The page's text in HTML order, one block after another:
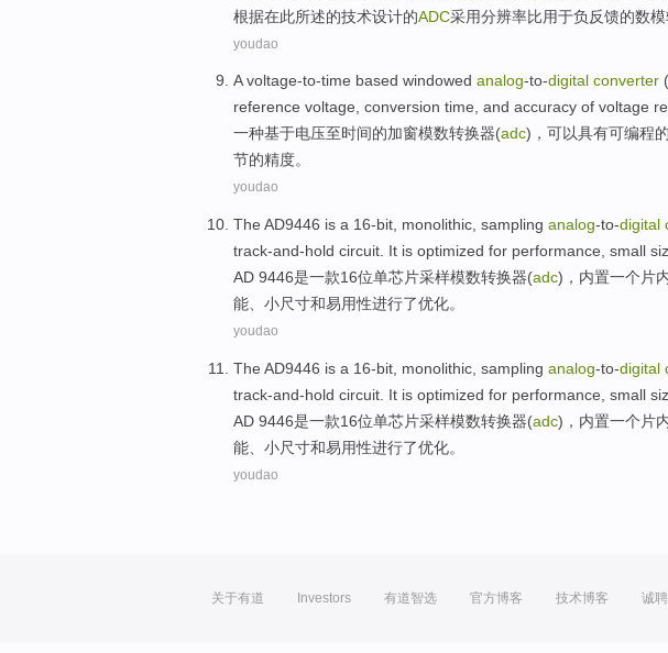
根据在此所述的技术设计的ADC采用分辨率比用于负反馈的数模
youdao
A voltage-to-time based windowed analog-to-digital converter (
reference voltage, conversion time, and accuracy of voltage
一种基于电压至时间的加窗模数转换器(adc)， 可以具有可编程的
节的精度。
youdao
The AD9446 is a 16-bit monolithic sampling analog-to-digital
track-and-hold circuit . It is optimized for performance small
AD 9446是一款16位单芯片采样模数转换器(adc)，内置一个片
能
小尺寸和易用性进行了优化。
youdao
The AD9446 is a 16-bit monolithic sampling analog-to-digital
track-and-hold circuit . It is optimized for performance small
AD 9446是一款16位单芯片采样模数转换器(adc)，内置一个片
能
小尺寸和易用性进行了优化。
youdao
关于有道 Investors 有道智选 官方博客 技术博客 诚